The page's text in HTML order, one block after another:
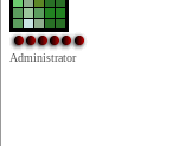
Administrator